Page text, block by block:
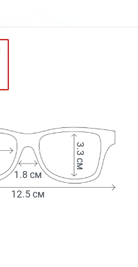
1.8 см
3.3 см
12.5 см